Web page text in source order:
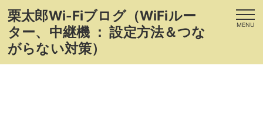
栗太郎Wi-Fiブログ（WiFiルー
ター、中継機 ： 設定方法＆つな
がらない対策）
MENU